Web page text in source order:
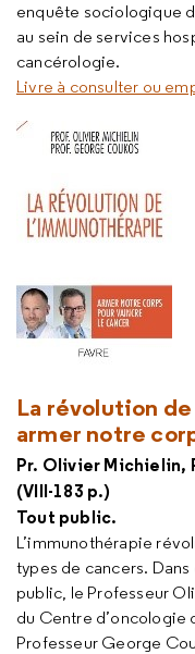
enquête sociologique
au sein de services
cancérologie.
Livre à consulter ou
La révolution
armer notre
Pr. Olivier Michielin,
(VIII-183 p.)
Tout public.
L’immunothérapie
types de cancers.
public, le Professeur
du Centre d’oncologie
Professeur George